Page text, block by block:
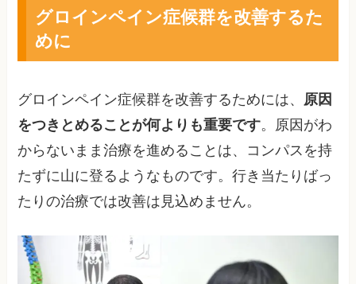
グロインペイン症候群を改善するた
めに
グロインペイン症候群を改善するためには、 原因
をつきとめることが何よりも重要です。原因がわ
からないまま治療を進めることは、コンパスを持
たずに山に登るようなものです。行き当たりばっ
たりの治療では改善は見込めません。